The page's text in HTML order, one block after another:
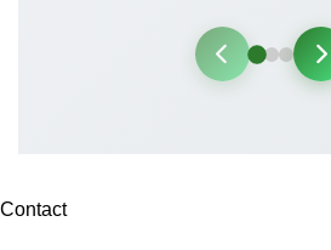
Contact